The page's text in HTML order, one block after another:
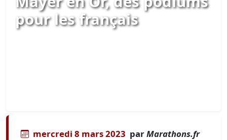
pour les français
mercredi 8 mars 2023 parMarathons.fr